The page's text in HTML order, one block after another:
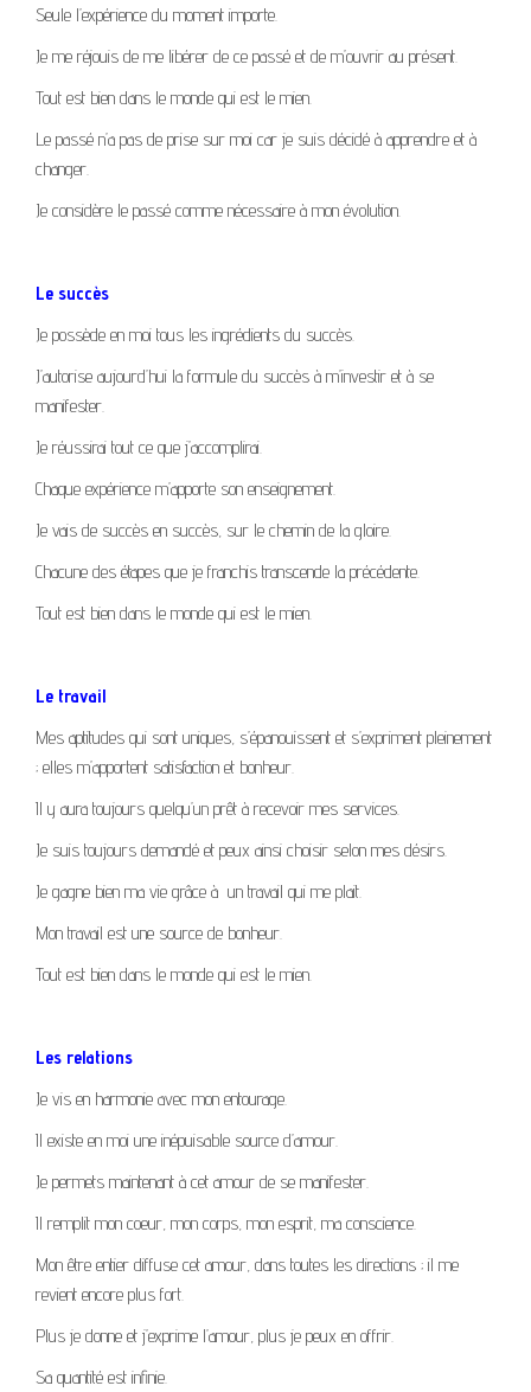
Seule l’expérience du moment importe.
Je me réjouis de me libérer de ce passé et de m’ouvrir au présent.
Tout est bien dans le monde qui est le mien.
Le passé n’a pas de prise sur moi car je suis décidé à apprendre et à
changer.
Je considère le passé comme nécessaire à mon évolution.
Le succès
Je possède en moi tous les ingrédients du succès.
J’autorise aujourd’hui la formule du succès à m’investir et à se
manifester.
Je réussirai tout ce que j’accomplirai.
Chaque expérience m’apporte son enseignement.
Je vais de succès en succès, sur le chemin de la gloire.
Chacune des étapes que je franchis transcende la précédente.
Tout est bien dans le monde qui est le mien.
Le travail
Mes aptitudes qui sont uniques, s’épanouissent et s’expriment pleinement
; elles m’apportent satisfaction et bonheur.
Il y aura toujours quelqu’un prêt à recevoir mes services.
Je suis toujours demandé et peux ainsi choisir selon mes désirs.
Je gagne bien ma vie grâce à un travail qui me plait.
Mon travail est une source de bonheur.
Tout est bien dans le monde qui est le mien.
Les relations
Je vis en harmonie avec mon entourage.
Il existe en moi une inépuisable source d’amour.
Je permets maintenant à cet amour de se manifester.
Il remplit mon coeur, mon corps, mon esprit, ma conscience.
Mon être entier diffuse cet amour, dans toutes les directions ; il me
revient encore plus fort.
Plus je donne et j’exprime l’amour, plus je peux en offrir.
Sa quantité est infinie.